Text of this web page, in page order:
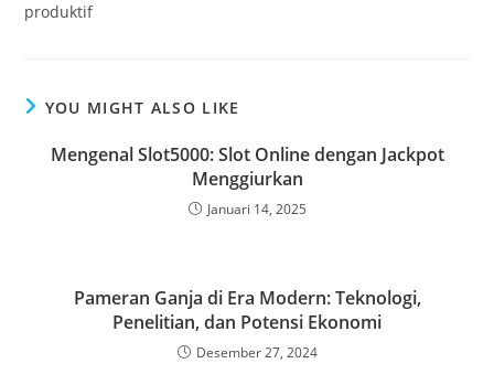
produktif
YOU MIGHT ALSO LIKE
Mengenal Slot5000: Slot Online dengan Jackpot
Menggiurkan
Januari 14, 2025
Pameran Ganja di Era Modern: Teknologi,
Penelitian, dan Potensi Ekonomi
Desember 27, 2024